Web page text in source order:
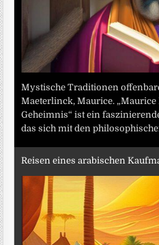
Mystische Traditionen
Maeterlinck, Maurice.
Geheimnis“ ist ein
das sich mit den
Reisen eines arabischen